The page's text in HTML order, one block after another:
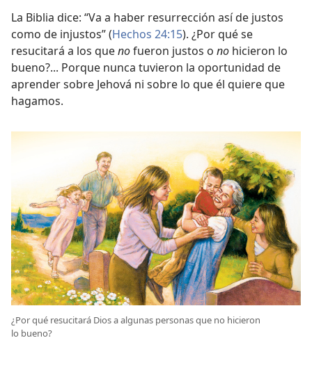
La Biblia dice: “Va a haber resurrección así de justos
como de injustos” (Hechos 24:15). ¿Por qué se
resucitará a los quenofueron justos o no hicieron lo
bueno?... Porque nunca tuvieron la oportunidad de
aprender sobre Jehová ni sobre lo que él quiere que
hagamos.
¿Por qué resucitará Dios a algunas personas que no hicieron
lo bueno?